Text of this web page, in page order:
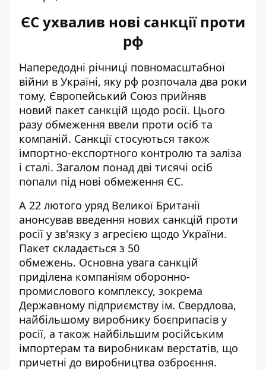
ЄС ухвалив нові санкції проти
рф
Напередодні річниці повномасштабної
війни в Україні, яку рф розпочала два роки
тому, Європейський Союз прийняв
новий пакет санкцій щодо росії. Цього
разу обмеження ввели проти осіб та
компаній. Санкції стосуються також
імпортно-експортного контролю та заліза
і сталі. Загалом понад дві тисячі осіб
попали під нові обмеження ЄС.
А 22 лютого уряд Великої Британії
анонсував введення нових санкцій проти
росії у зв'язку з агресією щодо України.
Пакет складається з 50
обмежень. Основна увага санкцій
приділена компаніям оборонно-
промислового комплексу, зокрема
Державному підприємству ім. Свердлова,
найбільшому виробнику боєприпасів у
росії, а також найбільшим російським
імпортерам та виробникам верстатів, що
причетні до виробництва озброєння.